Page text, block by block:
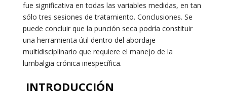
fue significativa en todas las variables medidas, en tan
sólo tres sesiones de tratamiento. Conclusiones. Se
puede concluir que la punción seca podría constituir
una herramienta útil dentro del abordaje
multidisciplinario que requiere el manejo de la
lumbalgia crónica inespecífica.
INTRODUCCIÓN